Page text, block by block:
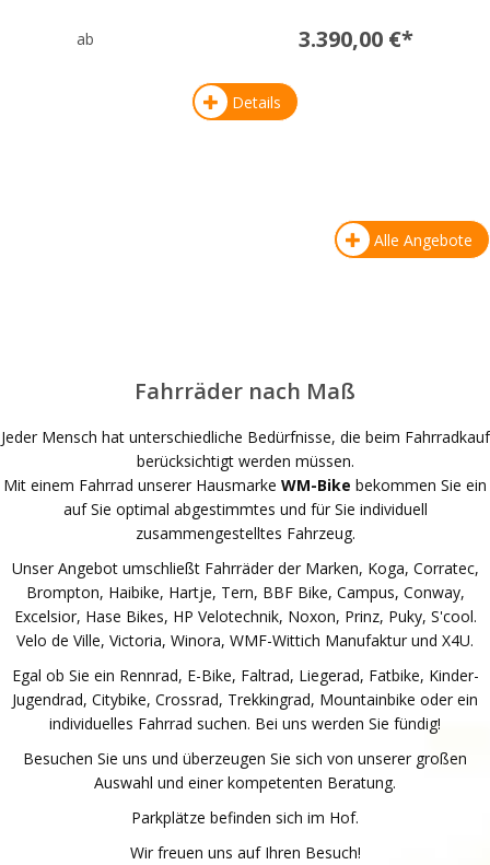
ab 3.390,00 €*
Details
Alle Angebote
Fahrräder nach Maß
Jeder Mensch hat unterschiedliche Bedürfnisse, die beim Fahrradkauf
berücksichtigt werden müssen.
Mit einem Fahrrad unserer Hausmarke WM-Bike bekommen Sie ein
auf Sie optimal abgestimmtes und für Sie individuell
zusammengestelltes Fahrzeug.
Unser Angebot umschließt Fahrräder der Marken, Koga, Corratec,
Brompton, Haibike, Hartje, Tern, BBF Bike, Campus, Conway,
Excelsior, Hase Bikes, HP Velotechnik, Noxon, Prinz, Puky, S'cool.
Velo de Ville, Victoria, Winora, WMF-Wittich Manufaktur und X4U.
Egal ob Sie ein Rennrad, E-Bike, Faltrad, Liegerad, Fatbike, Kinder-
Jugendrad, Citybike, Crossrad, Trekkingrad, Mountainbike oder ein
individuelles Fahrrad suchen. Bei uns werden Sie fündig!
Besuchen Sie uns und überzeugen Sie sich von unserer großen
Auswahl und einer kompetenten Beratung.
Parkplätze befinden sich im Hof.
Wir freuen uns auf Ihren Besuch!